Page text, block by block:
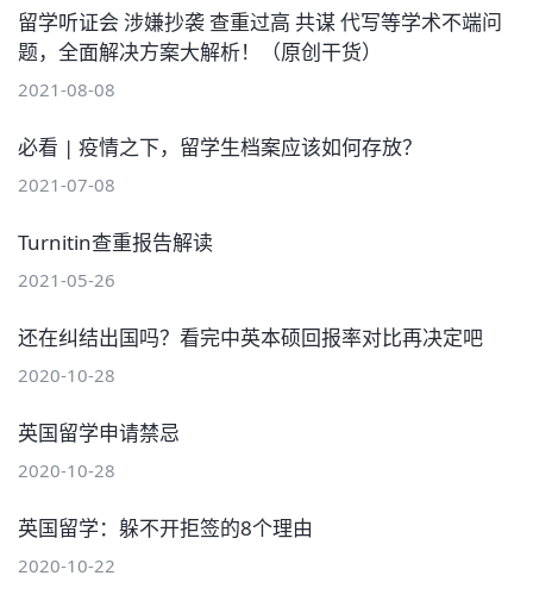
留学听证会 涉嫌抄袭 查重过高 共谋 代写等学术不端问
题，全面解决方案大解析！（原创干货）
2021-08-08
必看 | 疫情之下，留学生档案应该如何存放？
2021-07-08
Turnitin查重报告解读
2021-05-26
还在纠结出国吗？看完中英本硕回报率对比再决定吧
2020-10-28
英国留学申请禁忌
2020-10-28
英国留学：躲不开拒签的8个理由
2020-10-22